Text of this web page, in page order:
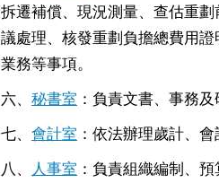
拆遷補償、現況測量、查估重
議處理、核發重劃負擔總費用
業務等事項。
六、 秘書室 ：負責文書、事務
七、 會計室 ：依法辦理歲計、會
八、
人事室 ：負責組織編制、